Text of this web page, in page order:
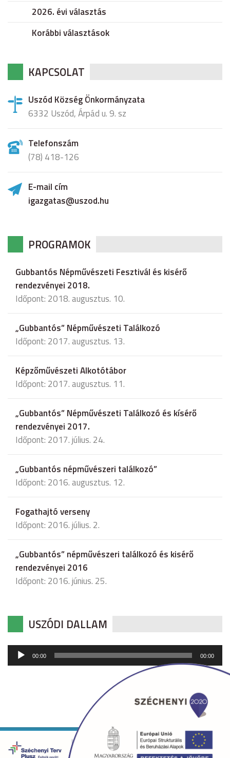
2026. évi választás
Korábbi választások
KAPCSOLAT
Uszód Község Önkormányzata
6332 Uszód, Árpád u. 9. sz
Telefonszám
(78) 418-126
E-mail cím
igazgatas@uszod.hu
PROGRAMOK
Gubbantós Népművészeti Fesztivál és kisérő
rendezvényei 2018.
Időpont: 2018. augusztus. 10.
„Gubbantós” Népművészeti Találkozó
Időpont: 2017. augusztus. 13.
Képzőművészeti Alkotótábor
Időpont: 2017. augusztus. 11.
„Gubbantós” Népművészeti Találkozó és kísérő
rendezvényei 2017.
Időpont: 2017. július. 24.
„Gubbantós népművészeri találkozó”
Időpont: 2016. augusztus. 12.
Fogathajtó verseny
Időpont: 2016. július. 2.
„Gubbantós” népművészeri találkozó és kisérő
rendezvényei 2016
Időpont: 2016. június. 25.
USZÓDI DALLAM
Audió
lejátszó
00:00 00:00
Copyright © 2026 uszod.hu Minden jog fenntartva. •